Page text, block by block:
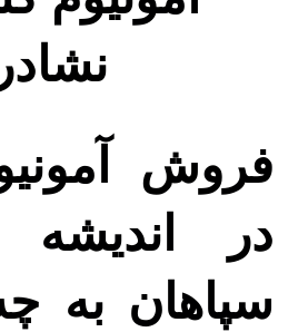
فروش
در اندیشه
سپاهان به